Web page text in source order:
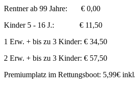
Rentner ab 99 Jahre: € 0,00
Kinder 5 - 16 J.: € 11,50
1 Erw. + bis zu 3 Kinder: € 34,50
2 Erw. + bis zu 3 Kinder: € 57,50
Premiumplatz im Rettungsboot: 5,99€